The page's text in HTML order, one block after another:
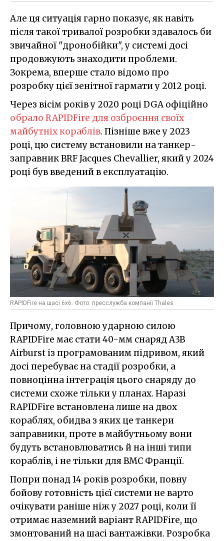
Але ця ситуація гарно показує, як навіть
після такої тривалої розробки здавалось би
звичайної "дронобійки", у системі досі
продовжують знаходити проблеми.
Зокрема, вперше стало відомо про
розробку цієї зенітної гармати у 2012 році.
Через вісім років у 2020 році DGA офіційно
обрало RAPIDFire для озброєння своїх
майбутніх кораблів. Пізніше вже у 2023
році, цю систему встановили на танкер-
заправник BRF Jacques Chevallier, який у 2024
році був введений в експлуатацію.
RAPIDFire на шасі 6x6. Фото: пресслужба компанії Thales
Причому, головною ударною силою
RAPIDFire має стати 40-мм снаряд A3B
Airburst із програмованим підривом, який
досі перебуває на стадії розробки, а
повноцінна інтеграція цього снаряду до
системи схоже тільки у планах. Наразі
RAPIDFire встановлена лише на двох
кораблях, обидва з яких це танкери
заправники, проте в майбутньому вони
будуть встановлюватись й на інші типи
кораблів, і не тільки для ВМС Франції.
Попри понад 14 років розробки, повну
бойову готовність цієї системи не варто
очікувати раніше ніж у 2027 році, коли її
отримає наземний варіант RAPIDFire, що
змонтований на шасі вантажівки. Розробка